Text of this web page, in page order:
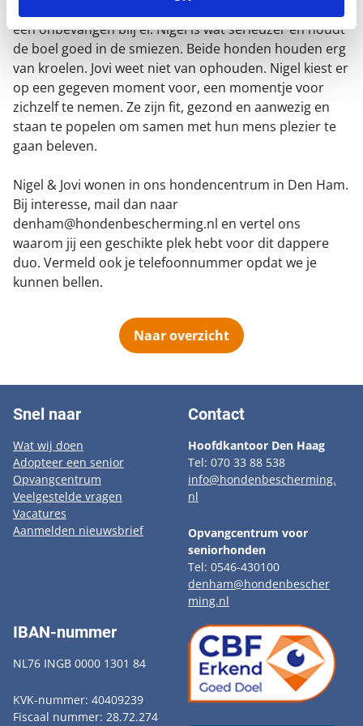
een onbevangen blij ei. Nigel is wat serieuzer en houdt
de boel goed in de smiezen. Beide honden houden erg
van kroelen. Jovi weet niet van ophouden. Nigel kiest er
op een gegeven moment voor, een momentje voor
zichzelf te nemen. Ze zijn fit, gezond en aanwezig en
staan te popelen om samen met hun mens plezier te
gaan beleven.
Nigel & Jovi wonen in ons hondencentrum in Den Ham.
Bij interesse, mail dan naar
denham@hondenbescherming.nl en vertel ons
waarom jij een geschikte plek hebt voor dit dappere
duo. Vermeld ook je telefoonnummer opdat we je
kunnen bellen.
Naar overzicht
Snel naar
Wat wij doen
Adopteer een senior
Opvangcentrum
Veelgestelde vragen
Vacatures
Aanmelden nieuwsbrief
Contact
Hoofdkantoor Den Haag
Tel: 070 33 88 538
info@hondenbescherming.
nl
Opvangcentrum voor
seniorhonden
Tel: 0546-430100
denham@hondenbescher
ming.nl
IBAN-nummer
NL76 INGB 0000 1301 84
KVK-nummer: 40409239
Fiscaal nummer: 28.72.274